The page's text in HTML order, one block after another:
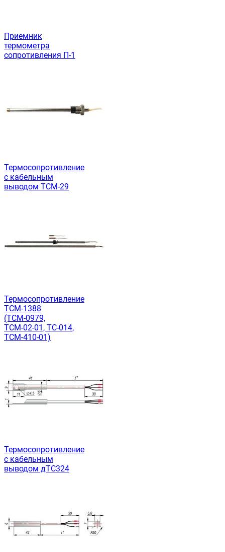
Приемник
термометра
сопротивления П-1
Термосопротивление
с кабельным
выводом ТСМ-29
Термосопротивление
ТСМ-1388
(ТСМ-0979,
ТСМ-02-01, ТС-014,
ТСМ-410-01)
Термосопротивление
с кабельным
выводом дТС324